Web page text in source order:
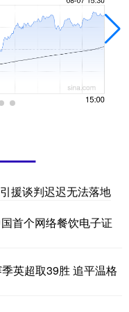
援谈判迟迟无法落地
首个网络餐饮电子证
英超取39胜 追平温格